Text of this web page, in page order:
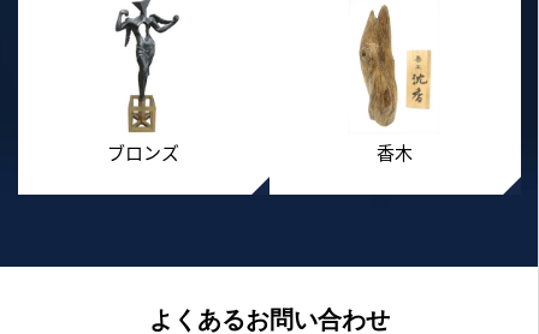
ブロンズ 香木
よくあるお問い合わせ